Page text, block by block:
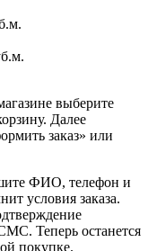
выберите
Далее
заказ» или
ФИО, телефон и
условия заказа.
Теперь останется
покупке.